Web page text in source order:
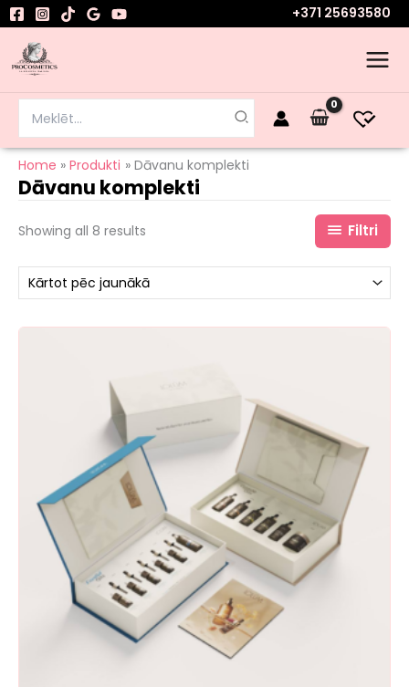
Skip
to
content
+371 25693580
for:
Home Produkti Dāvanu komplekti
Dāvanu komplekti
Showing all 8 results
latest
Filtri